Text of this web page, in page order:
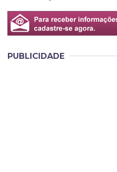
PUBLICIDADE